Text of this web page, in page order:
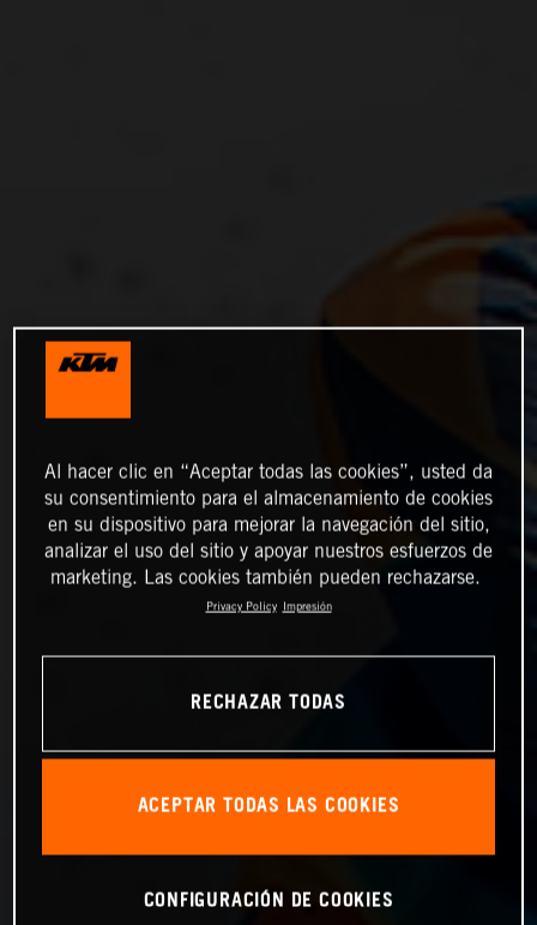
Al hacer clic en “Aceptar todas las cookies”, usted da
su consentimiento para el almacenamiento de cookies
en su dispositivo para mejorar la navegación del sitio,
analizar el uso del sitio y apoyar nuestros esfuerzos de
marketing. Las cookies también pueden rechazarse.
Privacy Policy Impresión
RECHAZAR TODAS
ACEPTAR TODAS LAS COOKIES
CONFIGURACIÓN DE COOKIES